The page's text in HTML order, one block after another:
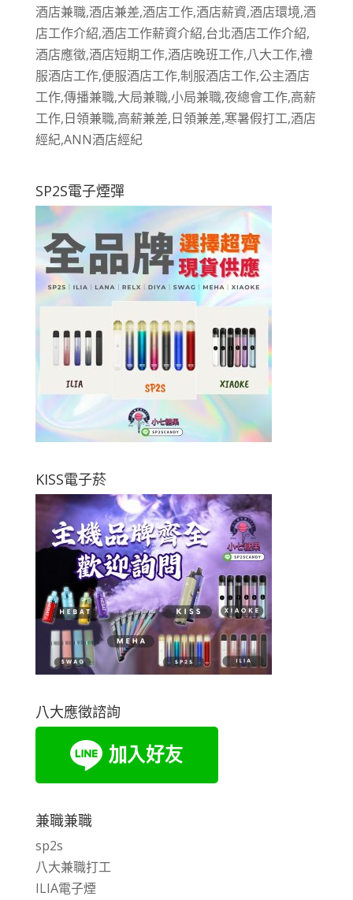
酒店兼職,酒店兼差,酒店工作,酒店薪資,酒店環境,酒
店工作介紹,酒店工作薪資介紹,台北酒店工作介紹,
酒店應徵,酒店短期工作,酒店晚班工作,八大工作,禮
服酒店工作,便服酒店工作,制服酒店工作,公主酒店
工作,傳播兼職,大局兼職,小局兼職,夜總會工作,高薪
工作,日領兼職,高薪兼差,日領兼差,寒暑假打工,酒店
經紀,ANN酒店經紀
SP2S電子煙彈
KISS電子菸
八大應徵諮詢
兼職兼職
sp2s
八大兼職打工
ILIA電子煙